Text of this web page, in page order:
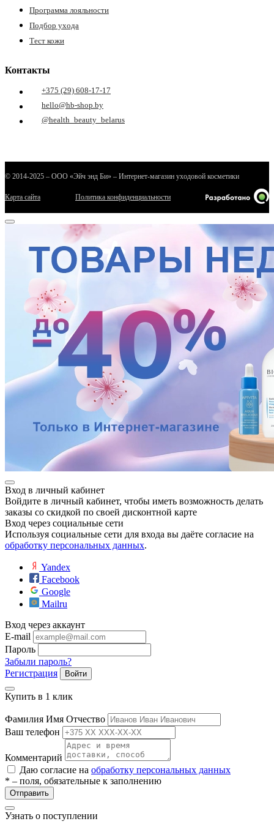
Программа лояльности
Подбор ухода
Тест кожи
Контакты
+375 (29) 608-17-17
hello@hb-shop.by
@health_beauty_belarus
© 2014-2025 – ООО «Эйч энд Би» – Интернет-магазин уходовой косметики
Карта сайта Политика конфиденциальности
Вход в личный кабинет
Войдите в личный кабинет, чтобы иметь возможность делать
заказы со скидкой по своей дисконтной карте
Вход через социальные сети
Используя социальные сети для входа вы даёте согласие на
обработку персональных данных.
Yandex
Facebook
Google
Mailru
Вход через аккаунт
E-mail
Пароль
Забыли пароль?
Регистрация
Войти
Купить в 1 клик
Фамилия Имя Отчество
Ваш телефон
Комментарий
Даю согласие на обработку персональных данных
* – поля, обязательные к заполнению
Отправить
Узнать о поступлении